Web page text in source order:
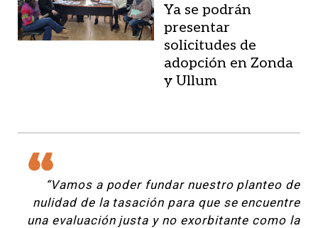
Ya se podrán
presentar
solicitudes de
adopción en Zonda
y Ullum
“Vamos a poder fundar nuestro planteo de
nulidad de la tasación para que se encuentre
una evaluación justa y no exorbitante como la